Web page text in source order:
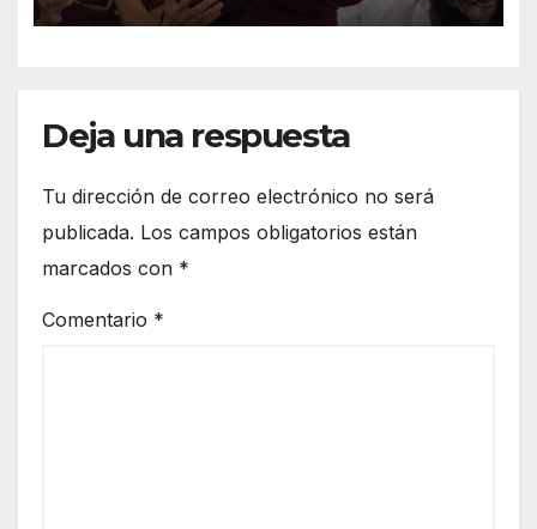
Deja una respuesta
Tu dirección de correo electrónico no será
publicada. Los campos obligatorios están
marcados con *
Comentario *